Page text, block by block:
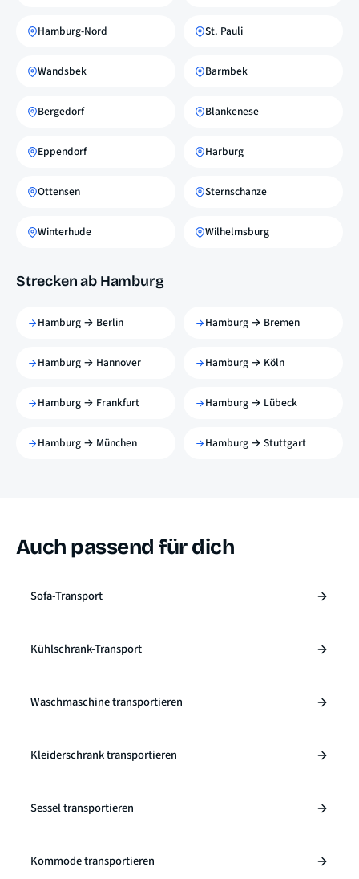
Hamburg-Nord St. Pauli
Wandsbek Barmbek
Bergedorf Blankenese
Eppendorf Harburg
Ottensen Sternschanze
Winterhude Wilhelmsburg
Strecken ab Hamburg
Hamburg → Berlin Hamburg → Bremen
Hamburg → Hannover Hamburg → Köln
Hamburg → Frankfurt Hamburg → Lübeck
Hamburg → München Hamburg → Stuttgart
Auch passend für dich
Sofa-Transport
Kühlschrank-Transport
Waschmaschine transportieren
Kleiderschrank transportieren
Sessel transportieren
Kommode transportieren